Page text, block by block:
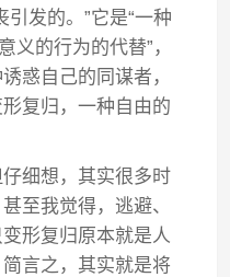
发的。”它是“一种
义的行为的代替”，
惑自己的同谋者，
复归，一种自由的
细想，其实很多时
至我觉得，逃避、
形复归原本就是人
言之，其实就是将